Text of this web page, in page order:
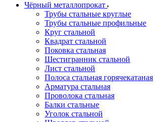
Чёрный металлопрокат
Трубы стальные круглые
Трубы стальные профильные
Круг стальной
Квадрат стальной
Поковка стальная
Шестигранник стальной
Лист стальной
Полоса стальная горячекатаная
Арматура стальная
Проволока стальная
Балки стальные
Уголок стальной